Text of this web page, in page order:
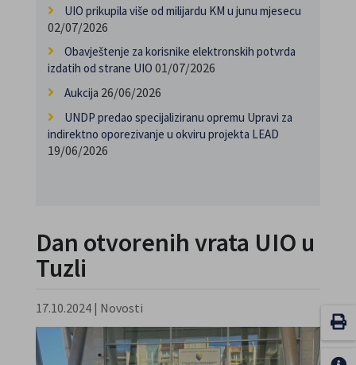
UIO prikupila više od milijardu KM u junu mjesecu
02/07/2026
Obavještenje za korisnike elektronskih potvrda
izdatih od strane UIO 01/07/2026
Aukcija 26/06/2026
UNDP predao specijaliziranu opremu Upravi za
indirektno oporezivanje u okviru projekta LEAD
19/06/2026
Dan otvorenih vrata UIO u
Tuzli
17.10.2024| Novosti